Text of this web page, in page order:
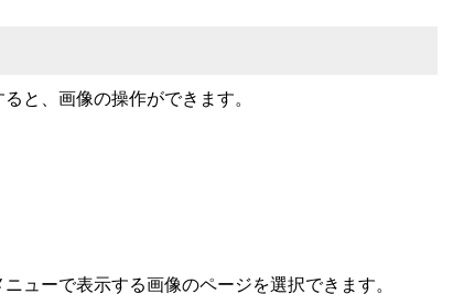
と、画像の操作ができます。
ューで表示する画像のページを選択できます。